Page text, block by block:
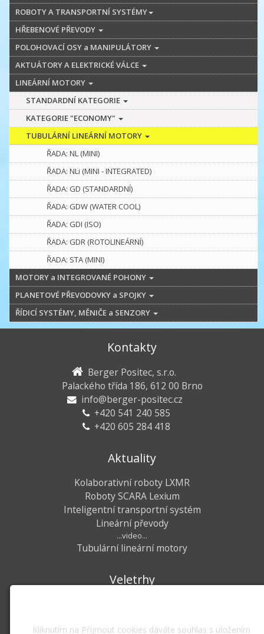
ROBOTY A TRANSPORTNÍ SYSTÉMY
HŘEBENOVÉ PŘEVODY
POLOHOVACÍ OSY a MANIPULÁTORY
AKTUÁTORY A ELEKTRICKÉ VÁLCE
LINEÁRNÍ MOTORY
STANDARDNÍ KATEGORIE
KATEGORIE "ECONOMY"
TUBULÁRNÍ LINEÁRNÍ MOTORY
ŘADA: NL (MINI)
ŘADA: NLi (MINI - INTEGRATED)
ŘADA: GD (STANDARDNÍ)
ŘADA: GDW (WATER COOL)
ŘADA: GDI (ISO)
ŘADA: GDR (ROTOLINEÁRNÍ)
ŘADA: STA (MINI)
MOTORY a INTEGROVANÉ POHONY
PLANETOVÉ PŘEVODOVKY a SPOJKY
ŘÍDICÍ SYSTÉMY, MĚNIČE a SENZORY
Kontakty
Berger Positec, s.r.o.
Palackého třída 186, 612 00 Brno
info@berger-positec.cz
+420 541 240 585
+420 605 284 418
Aktuality
Kolaborativní roboty LXMR
Roboty SCARA Lexium
Inteligentní transportní systém
Lineární převody
...video...
Tubulární lineární motory
Veletrhy
Brno, 06. - 09.10.2026, pavilon V
Kliknutím na Přijmout cookies dáváte souhlas s uložením